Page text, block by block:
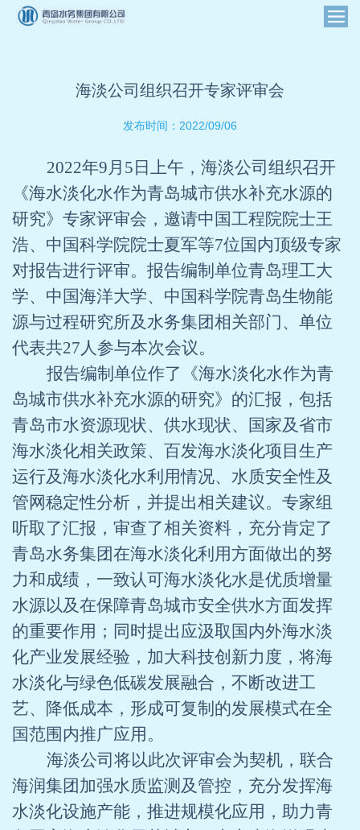
海淡公司组织召开专家评审会
发布时间： 2022/09/06
2022年9月 5 日上午，海淡公司组织召开
《海水淡化水作为青岛城市供水补充水源的
研究》专家评审会，邀请中国工程院院士王
浩、中国科学院院士夏军等7位国内顶级专家
对报告进行评审。报告编制单位青岛理工大
学、中国海洋大学、中国科学院青岛生物能
源与过程研究所及水务集团相关部门、单位
代表共27人参与本次会议。
报告编制单位作了《海水淡化水作为青
岛城市供水补充水源的研究》的汇报，包括
青岛市水资源现状、供水现状、国家及省市
海水淡化相关政策、百发海水淡化项目生产
运行及海水淡化水利用情况、水质安全性及
管网稳定性分析，并提出相关建议。专家组
听取了汇报，审查了相关资料，充分肯定了
青岛水务集团在海水淡化利用方面做出的努
力和成绩，一致认可海水淡化水是优质增量
水源以及在保障青岛城市安全供水方面发挥
的重要作用；同时提出应汲取国内外海水淡
化产业发展经验，加大科技创新力度，将海
水淡化与绿色低碳发展融合，不断改进工
艺、降低成本，形成可复制的发展模式在全
国范围内推广应用。
海淡公司将以此次评审会为契机，联合
海润集团加强水质监测及管控，充分发挥海
水淡化设施产能，推进规模化应用，助力青